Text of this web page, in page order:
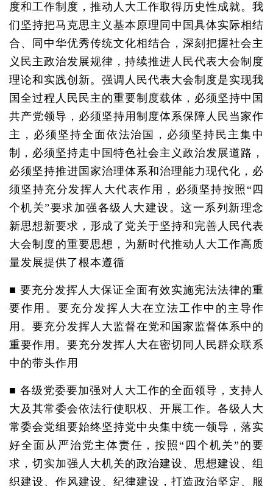
度和工作制度，推动人大工作取得历史性成就。我
们坚持把马克思主义基本原理同中国具体实际相结
合、同中华优秀传统文化相结合，深刻把握社会主
义民主政治发展规律，持续推进人民代表大会制度
理论和实践创新。强调人民代表大会制度是实现我
国全过程人民民主的重要制度载体，必须坚持中国
共产党领导，必须坚持用制度体系保障人民当家作
主，必须坚持全面依法治国，必须坚持民主集中
制，必须坚持走中国特色社会主义政治发展道路，
必须坚持推进国家治理体系和治理能力现代化，必
须坚持充分发挥人大代表作用，必须坚持按照“四
个机关”要求加强各级人大建设。这一系列新理念
新思想新要求，形成了党关于坚持和完善人民代表
大会制度的重要思想，为新时代推动人大工作高质
量发展提供了根本遵循
■ 要充分发挥人大保证全面有效实施宪法法律的重
要作用。要充分发挥人大在立法工作中的主导作
用。要充分发挥人大监督在党和国家监督体系中的
重要作用。要充分发挥人大在密切同人民群众联系
中的带头作用
■ 各级党委要加强对人大工作的全面领导，支持人
大及其常委会依法行使职权、开展工作。各级人大
常委会党组要始终坚持党中央集中统一领导，落实
好全面从严治党主体责任，按照“四个机关”的要
求，切实加强人大机关的政治建设、思想建设、组
织建设、作风建设、纪律建设，打造政治坚定、服